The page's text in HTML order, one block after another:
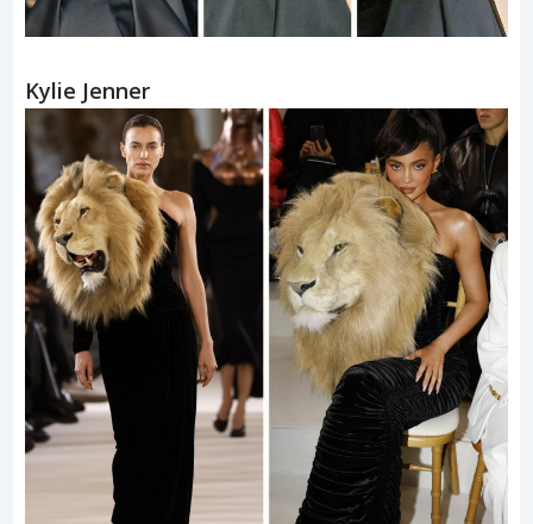
Kylie Jenner